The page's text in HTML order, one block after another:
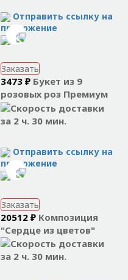
Отправить ссылку на
приложение
Заказать
3473 ₽ Букет из 9
розовых роз Премиум
за 2 ч. 30 мин.
Отправить ссылку на
приложение
Заказать
20512 ₽ Композиция
"Сердце из цветов"
за 2 ч. 30 мин.